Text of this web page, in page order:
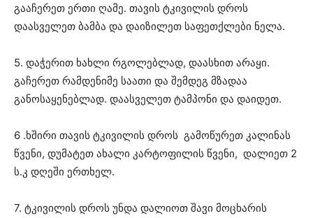
გააჩერეთ ერთი ღამე. თავის ტკივილის დროს
დაასველეთ ბამბა და დაიზილეთ საფეთქლები ნელა.
5. დაჭერით ხახლი რგოლებლად, დაასხით არაყი.
გაჩერეთ რამდენიმე საათი და შემდეგ მზადაა
განოსაყენებლად. დაასველეთ ტამპონი და დაიდეთ.
6 .ხშირი თავის ტკივილის დროს გამოწურეთ კალინას
წვენი, დუმატეთ ახალი კარტოფილის წვენი, დალიეთ 2
ს.კ დღეში ერთხელ.
7. ტკივილის დროს უნდა დალიოთ შავი მოცხარის